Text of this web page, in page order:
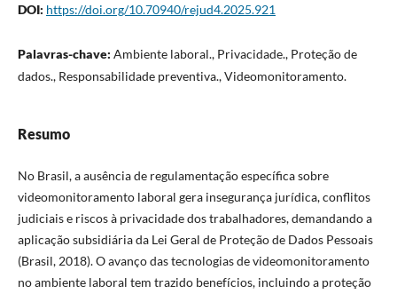
DOI: https://doi.org/10.70940/rejud4.2025.921
Palavras-chave: Ambiente laboral., Privacidade., Proteção de
dados., Responsabilidade preventiva., Videomonitoramento.
Resumo
No Brasil, a ausência de regulamentação específica sobre
videomonitoramento laboral gera insegurança jurídica, conflitos
judiciais e riscos à privacidade dos trabalhadores, demandando a
aplicação subsidiária da Lei Geral de Proteção de Dados Pessoais
(Brasil, 2018). O avanço das tecnologias de videomonitoramento
no ambiente laboral tem trazido benefícios, incluindo a proteção